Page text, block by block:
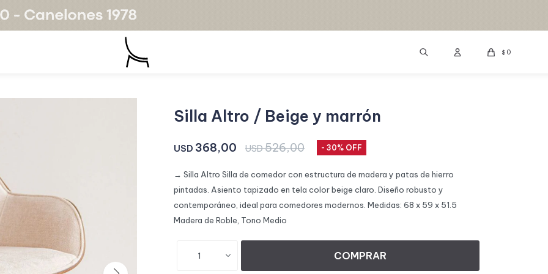
$ 0
Silla Altro / Beige y marrón
USD 368,00 USD526,00 30
→ Silla Altro Silla de comedor con estructura de madera y patas de hierro
pintadas. Asiento tapizado en tela color beige claro. Diseño robusto y
contemporáneo, ideal para comedores modernos. Medidas: 68 x 59 x 51.5
Madera de Roble, Tono Medio
1 COMPRAR